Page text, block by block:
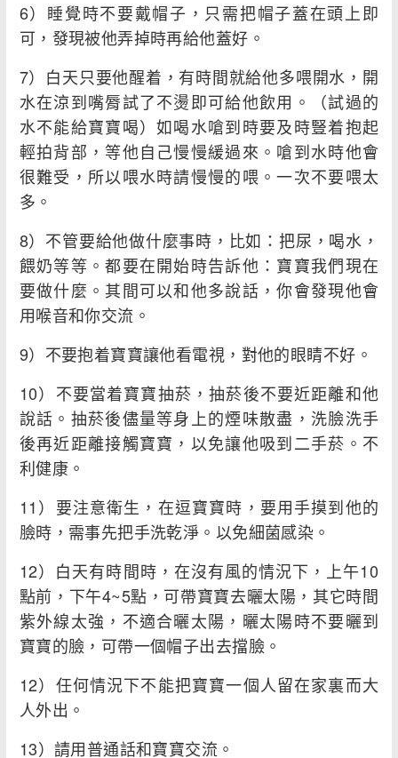
6）睡覺時不要戴帽子，只需把帽子蓋在頭上即
可，發現被他弄掉時再給他蓋好。
7）白天只要他醒着，有時間就給他多喂開水，開
水在涼到嘴脣試了不燙即可給他飲用。（試過的
水不能給寶寶喝）如喝水嗆到時要及時豎着抱起
輕拍背部，等他自己慢慢緩過來。嗆到水時他會
很難受，所以喂水時請慢慢的喂。一次不要喂太
多。
8）不管要給他做什麼事時，比如：把尿，喝水，
餵奶等等。都要在開始時告訴他：寶寶我們現在
要做什麼。其間可以和他多說話，你會發現他會
用喉音和你交流。
9）不要抱着寶寶讓他看電視，對他的眼睛不好。
10）不要當着寶寶抽菸，抽菸後不要近距離和他
說話。抽菸後儘量等身上的煙味散盡，洗臉洗手
後再近距離接觸寶寶，以免讓他吸到二手菸。不
利健康。
11）要注意衛生，在逗寶寶時，要用手摸到他的
臉時，需事先把手洗乾淨。以免細菌感染。
12）白天有時間時，在沒有風的情況下，上午10
點前，下午4~5點，可帶寶寶去曬太陽，其它時間
紫外線太強，不適合曬太陽，曬太陽時不要曬到
寶寶的臉，可帶一個帽子出去擋臉。
12）任何情況下不能把寶寶一個人留在家裏而大
人外出。
13）請用普通話和寶寶交流。